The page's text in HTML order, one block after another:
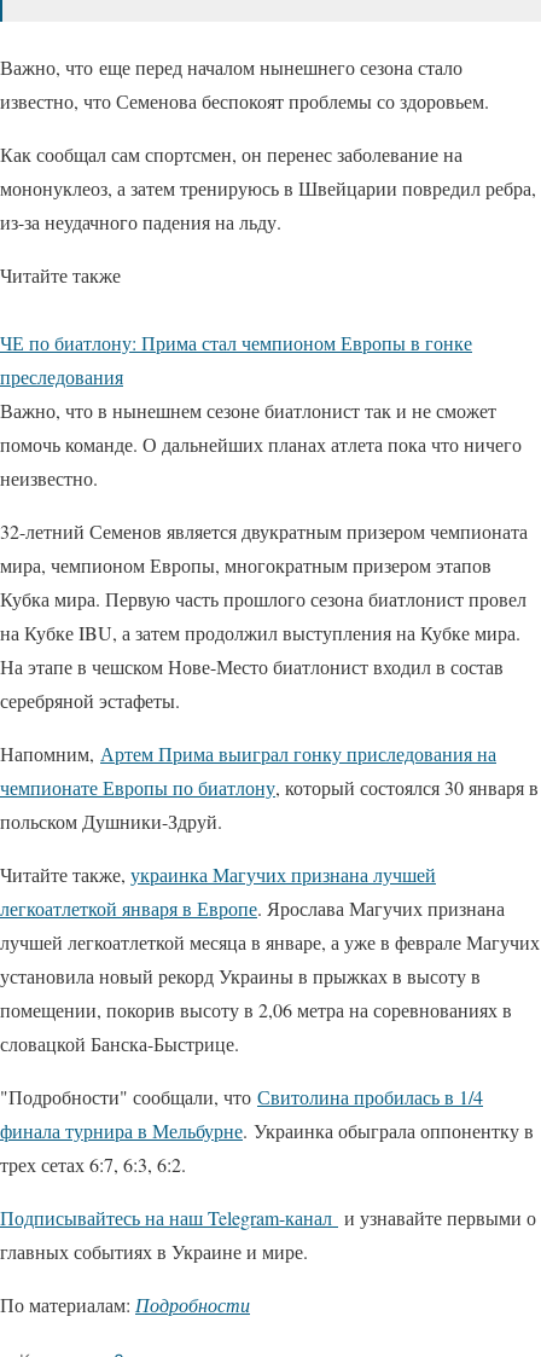
Важно, что еще перед началом нынешнего сезона стало
известно, что Семенова беспокоят проблемы со здоровьем.
Как сообщал сам спортсмен, он перенес заболевание на
мононуклеоз, а затем тренируюсь в Швейцарии повредил ребра,
из-за неудачного падения на льду.
Читайте также
ЧЕ по биатлону: Прима стал чемпионом Европы в гонке
преследования
Важно, что в нынешнем сезоне биатлонист так и не сможет
помочь команде. О дальнейших планах атлета пока что ничего
неизвестно.
32-летний Семенов является двукратным призером чемпионата
мира, чемпионом Европы, многократным призером этапов
Кубка мира. Первую часть прошлого сезона биатлонист провел
на Кубке IBU, а затем продолжил выступления на Кубке мира.
На этапе в чешском Нове-Место биатлонист входил в состав
серебряной эстафеты.
Напомним, Артем Прима выиграл гонку приследования на
чемпионате Европы по биатлону, который состоялся 30 января в
польском Душники-Здруй.
Читайте также, украинка Магучих признана лучшей
легкоатлеткой января в Европе. Ярослава Магучих признана
лучшей легкоатлеткой месяца в январе, а уже в феврале Магучих
установила новый рекорд Украины в прыжках в высоту в
помещении, покорив высоту в 2,06 метра на соревнованиях в
словацкой Банска-Быстрице.
"Подробности" сообщали, что Свитолина пробилась в 1/4
финала турнира в Мельбурне. Украинка обыграла оппонентку в
трех сетах 6:7, 6:3, 6:2.
Подписывайтесь на наш Telegram-канал и узнавайте первыми о
главных событиях в Украине и мире.
По материалам: Подробности